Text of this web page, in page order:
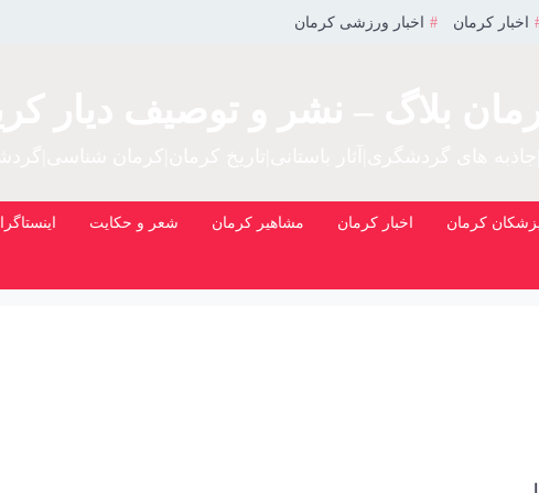
اخبار کرمان اخبار ورزشی کرمان
کرمان اخبار کرمان مشاهیر کرمان شعر و حکایت